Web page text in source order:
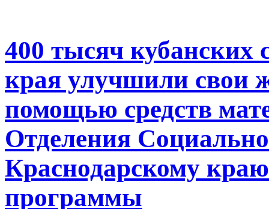
400 тысяч кубанских
края улучшили свои
помощью средств
Отделения
Краснодарскому
программы